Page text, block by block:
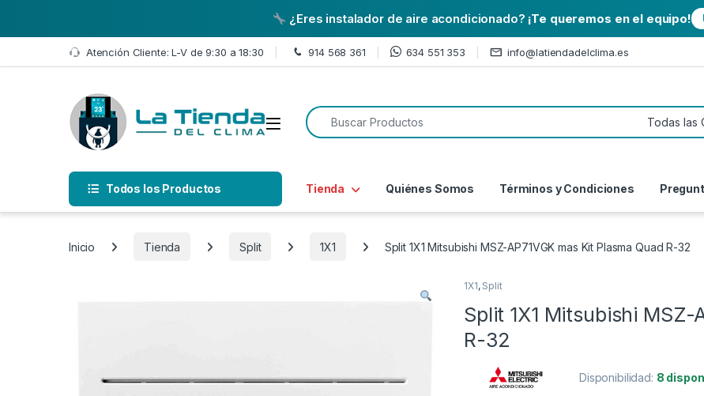
¿Eres instalador de aire acondicionado? ¡Te queremos en el equipo!
Skip to navigation
Skip to content Atención Cliente: L-V de 9:30 a 18:30 914 568 361 634 551 353 info@latiendadelclima.es
Open
Search for:
Todos los Productos Tienda Quiénes Somos Términos y Condiciones
Inicio Tienda Split 1X1 Split 1X1 Mitsubishi MSZ-AP71VGK mas Kit Plasma Quad R-32
1X1, Split
Split 1X1 Mitsubishi MSZ-
R-32
Disponibilidad: 8